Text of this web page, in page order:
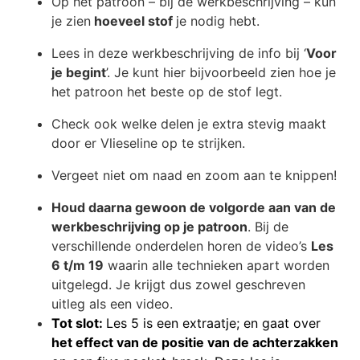
je zien hoeveel stof je nodig hebt.
Lees in deze werkbeschrijving de info bij ‘Voor
je begint’. Je kunt hier bijvoorbeeld zien hoe je
het patroon het beste op de stof legt.
Check ook welke delen je extra stevig maakt
door er Vlieseline op te strijken.
Vergeet niet om naad en zoom aan te knippen!
Houd daarna gewoon de volgorde aan van de
werkbeschrijving op je patroon. Bij de
verschillende onderdelen horen de video’s Les
6 t/m 19 waarin alle technieken apart worden
uitgelegd. Je krijgt dus zowel geschreven
uitleg als een video.
Tot slot: Les 5 is een extraatje; en gaat over
het effect van de positie van de achterzakken